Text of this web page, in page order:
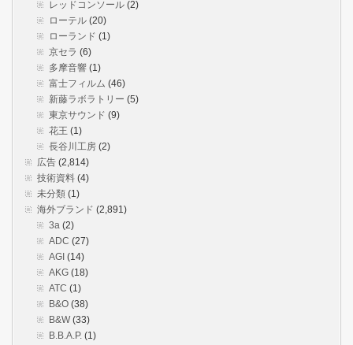
レッドコンソール (2)
ローテル (20)
ローランド (1)
京セラ (6)
多摩音響 (1)
富士フィルム (46)
新藤ラボラトリー (5)
東京サウンド (9)
花王 (1)
長谷川工房 (2)
広告 (2,814)
技術資料 (4)
未分類 (1)
海外ブランド (2,891)
3a (2)
ADC (27)
AGI (14)
AKG (18)
ATC (1)
B&O (38)
B&W(33)
B.B.A.P. (1)